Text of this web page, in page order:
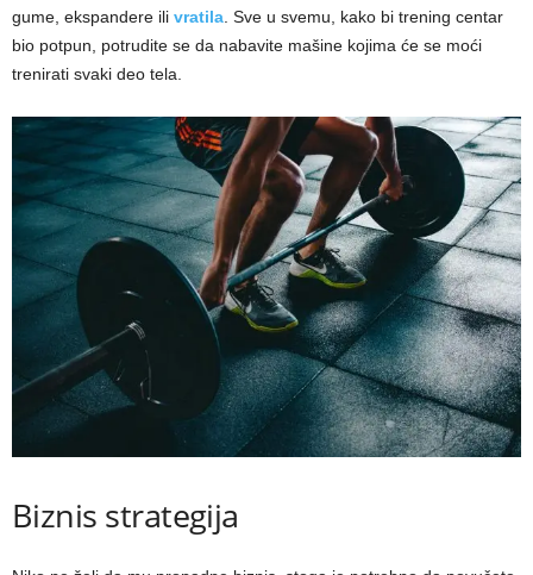
gume, ekspandere ili vratila. Sve u svemu, kako bi trening centar
bio potpun, potrudite se da nabavite mašine kojima će se moći
trenirati svaki deo tela.
Biznis strategija